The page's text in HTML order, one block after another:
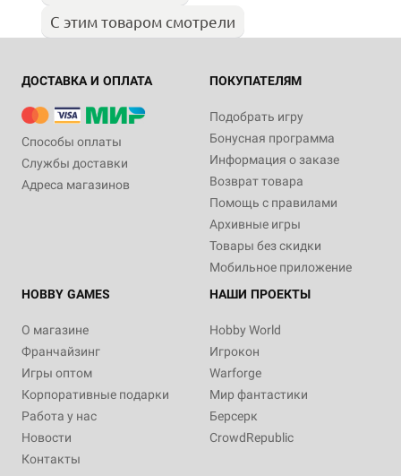
С этим товаром смотрели
ДОСТАВКА И ОПЛАТА
Способы оплаты
Службы доставки
Адреса магазинов
ПОКУПАТЕЛЯМ
Подобрать игру
Бонусная программа
Информация о заказе
Возврат товара
Помощь с правилами
Архивные игры
Товары без скидки
Мобильное приложение
HOBBY GAMES
О магазине
Франчайзинг
Игры оптом
Корпоративные подарки
Работа у нас
Новости
Контакты
НАШИ ПРОЕКТЫ
Hobby World
Игрокон
Warforge
Мир фантастики
Берсерк
CrowdRepublic